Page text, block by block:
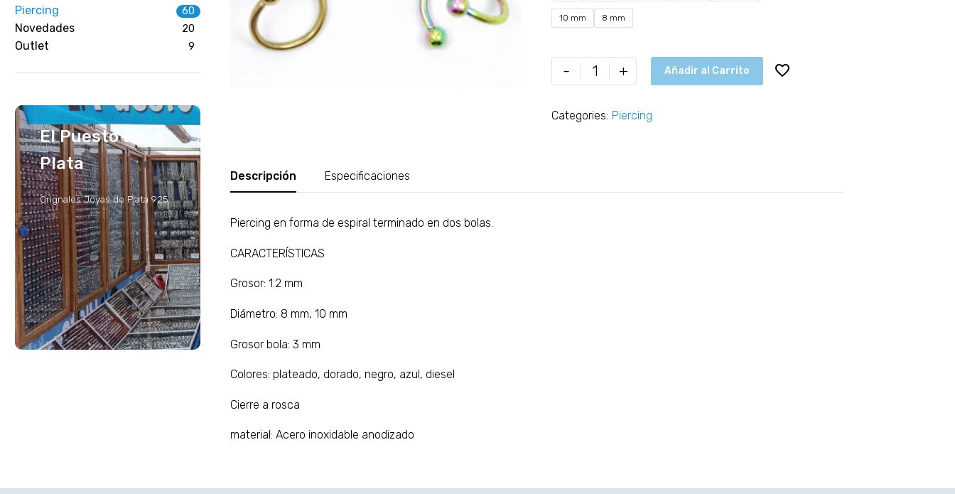
Piercing 60
Novedades 20
Outlet 9
El Puesto de la
Plata
Orignales Joyas de Plata 925
10 mm 8 mm
- + Añadir al Carrito
Categories: Piercing
Descripción Especificaciones
Piercing en forma de espiral terminado en dos bolas.
CARACTERÍSTICAS
Grosor: 1.2 mm
Diámetro: 8 mm, 10 mm
Grosor bola: 3 mm
Colores: plateado, dorado, negro, azul, diesel
Cierre a rosca
material: Acero inoxidable anodizado